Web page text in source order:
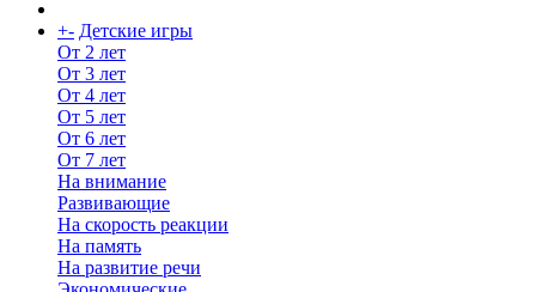
+- Детские игры
От 2 лет
От 3 лет
От 4 лет
От 5 лет
От 6 лет
От 7 лет
На внимание
Развивающие
На скорость реакции
На память
На развитие речи